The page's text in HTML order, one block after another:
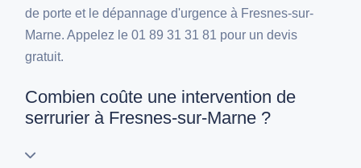
de porte et le dépannage d'urgence à Fresnes-sur-
Marne. Appelez le 01 89 31 31 81 pour un devis
gratuit.
Combien coûte une intervention de
serrurier à Fresnes-sur-Marne ?